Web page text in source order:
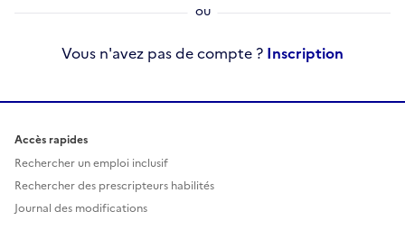
Vous n'avez pas de compte ? Inscription
Accès rapides
Rechercher un emploi inclusif
Rechercher des prescripteurs habilités
Journal des modifications